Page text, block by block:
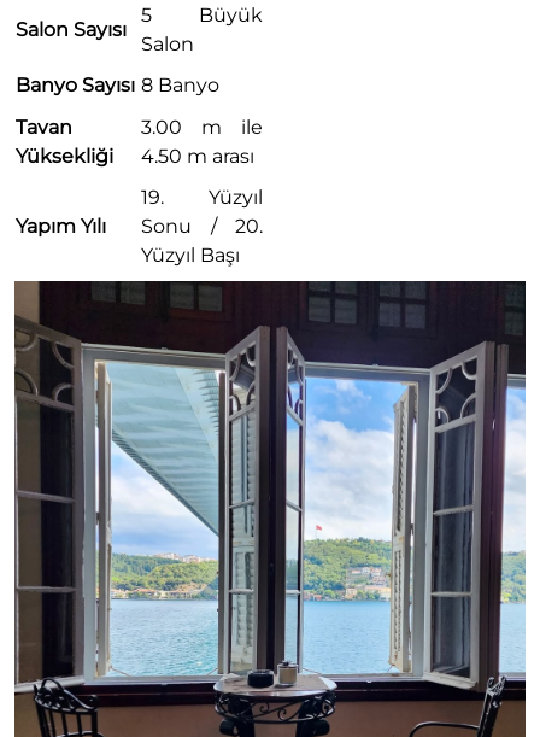
Salon Sayısı
5 Büyük
Salon
Banyo Sayısı 8 Banyo
Tavan
Yüksekliği
3.00 m ile
4.50 m arası
Yapım Yılı
19. Yüzyıl
Sonu / 20.
Yüzyıl Başı